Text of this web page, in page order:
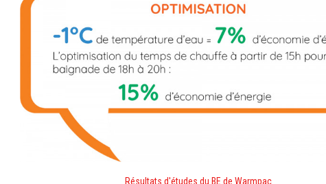
Résultats d'études du BE de Warmpac